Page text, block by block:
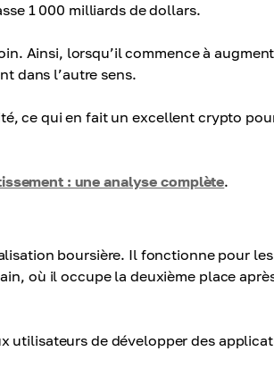
1 000 milliards de dollars.
Ainsi, lorsqu’il commence à
dans l’autre sens.
ce qui en fait un excellent crypto
: une analyse complète.
boursière. Il fonctionne pour les
où il occupe la deuxième place
utilisateurs de développer des